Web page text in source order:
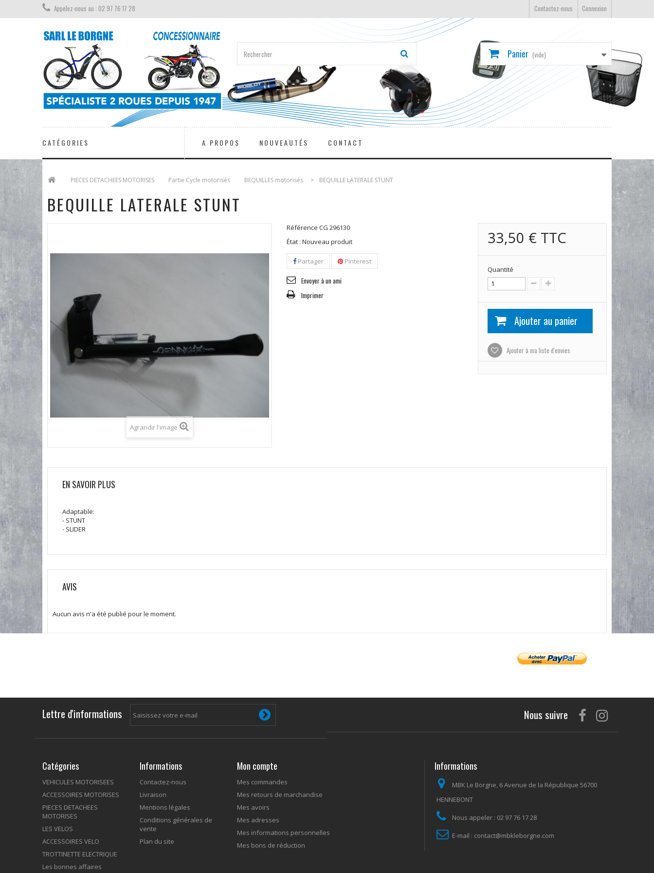
Connexion
Contactez-nous
Appelez-nous au : 02 97 76 17 28
Panier (vide)
CATÉGORIES A PROPOS NOUVEAUTÉS CONTACT
PIECES DETACHEES MOTORISES Partie Cycle motorisés BEQUILLES motorisés > BEQUILLE LATERALE STUNT
BEQUILLE LATERALE STUNT
Agrandir l'image
Référence CG 296130
État : Nouveau produit
Partager Pinterest
Envoyer à un ami
Imprimer
33,50 €TTC
Quantité
Ajouter au panier
Ajouter à ma liste d'envies
EN SAVOIR PLUS
Adaptable:
- STUNT
- SLIDER
AVIS
Aucun avis n'a été publié pour le moment.
Lettre d'informations Nous suivre
Catégories
VEHICULES MOTORISEES
ACCESSOIRES MOTORISES
PIECES DETACHEES
MOTORISES
LES VELOS
ACCESSOIRES VELO
TROTTINETTE ELECTRIQUE
Les bonnes affaires
Informations
Contactez-nous
Livraison
Mentions légales
Conditions générales de
vente
Plan du site
Mon compte
Mes commandes
Mes retours de marchandise
Mes avoirs
Mes adresses
Mes informations personnelles
Mes bons de réduction
Informations
MBK Le Borgne, 6 Avenue de la République 56700
HENNEBONT
Nous appeler : 02 97 76 17 28
E-mail : contact@mbkleborgne.com